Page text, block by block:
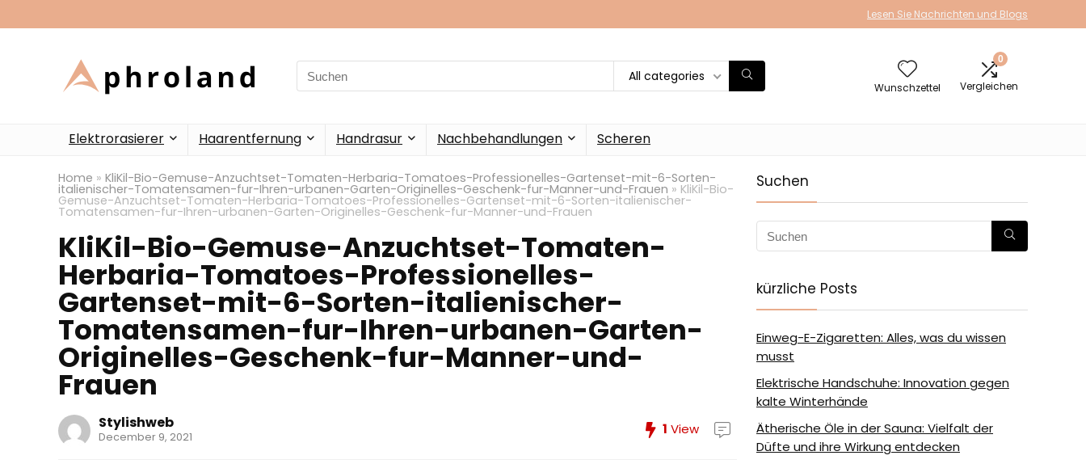
Lesen Sie Nachrichten und Blogs
Search
for:
All categories
Wunschzettel
0
Vergleichen
Elektrorasierer Haarentfernung Handrasur Nachbehandlungen Scheren
Home » KliKil-Bio-Gemuse-Anzuchtset-Tomaten-Herbaria-Tomatoes-Professionelles-Gartenset-mit-6-Sorten-
italienischer-Tomatensamen-fur-Ihren-urbanen-Garten-Originelles-Geschenk-fur-Manner-und-Frauen » KliKil-Bio-
Gemuse-Anzuchtset-Tomaten-Herbaria-Tomatoes-Professionelles-Gartenset-mit-6-Sorten-italienischer-
Tomatensamen-fur-Ihren-urbanen-Garten-Originelles-Geschenk-fur-Manner-und-Frauen
KliKil-Bio-Gemuse-Anzuchtset-Tomaten-
Herbaria-Tomatoes-Professionelles-
Gartenset-mit-6-Sorten-italienischer-
Tomatensamen-fur-Ihren-urbanen-Garten-
Originelles-Geschenk-fur-Manner-und-
Frauen
Stylishweb
December 9, 2021 1 View
Suchen
kürzliche Posts
Einweg-E-Zigaretten: Alles, was du wissen
musst
Elektrische Handschuhe: Innovation gegen
kalte Winterhände
Ätherische Öle in der Sauna: Vielfalt der
Düfte und ihre Wirkung entdecken